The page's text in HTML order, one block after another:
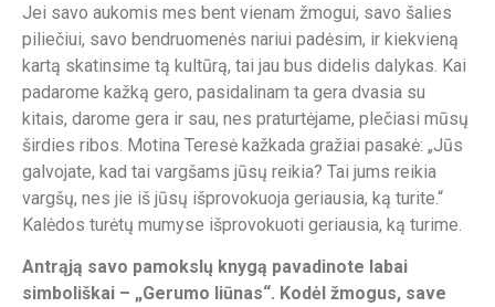
Jei savo aukomis mes bent vienam žmogui, savo šalies
piliečiui, savo bendruomenės nariui padėsim, ir kiekvieną
kartą skatinsime tą kultūrą, tai jau bus didelis dalykas. Kai
padarome kažką gero, pasidalinam ta gera dvasia su
kitais, darome gera ir sau, nes praturtėjame, plečiasi mūsų
širdies ribos. Motina Teresė kažkada gražiai pasakė: „Jūs
galvojate, kad tai vargšams jūsų reikia? Tai jums reikia
vargšų, nes jie iš jūsų išprovokuoja geriausia, ką turite.“
Kalėdos turėtų mumyse išprovokuoti geriausia, ką turime.
Antrąją savo pamokslų knygą pavadinote labai
simboliškai – „Gerumo liūnas“. Kodėl žmogus, save